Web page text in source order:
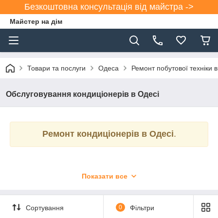
Безкоштовна консультація від майстра ->
Майстер на дім
Товари та послуги Одеса Ремонт побутової техніки
Обслуговування кондиціонерів в Одесі
Ремонт кондиціонерів в Одесі.
тече вода? Або не працює компресор?
Вас вітає команда фахівців з ремонту кондиціонерів в
Показати все
Сортування 0 Фільтри